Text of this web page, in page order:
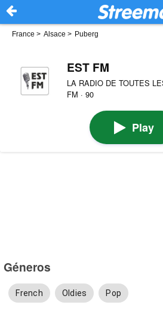
France > Alsace > Puberg
EST FM
LA RADIO DE TOUTES
FM · 90
Play
Géneros
French Oldies Pop